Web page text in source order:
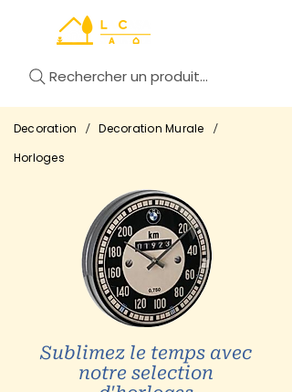
Rechercher un produit...
Decoration / Decoration Murale /
Horloges
Sublimez le temps avec
notre selection